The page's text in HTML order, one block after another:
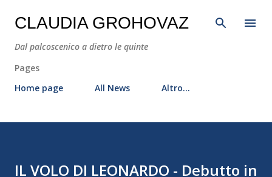
Passa ai contenuti principali
CLAUDIA GROHOVAZ
Dal palcoscenico a dietro le quinte
Pages
Home page
All News Altro…
IL VOLO DI LEONARDO - Debutto in